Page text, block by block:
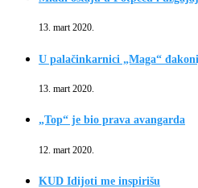
13. mart 2020.
U palačinkarnici „Maga“
13. mart 2020.
„Top“ je bio prava avangarda
12. mart 2020.
KUD Idijoti me inspirišu